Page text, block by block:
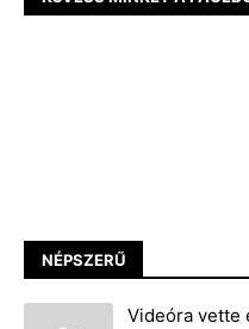
NÉPSZERŰ
Videóra vette